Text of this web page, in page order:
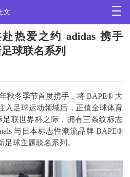
文
热爱之约 adidas 携手
球联名系列
秋冬季节首度携手，将 BAPE® 大
入足球运动领域后，正值全球体育
足联世界杯之际，拥有三条纹标志
与日本标志性潮流品牌 BAPE®
球主题联名系列。